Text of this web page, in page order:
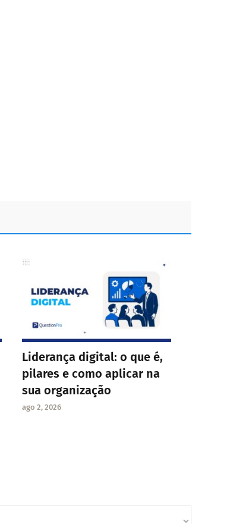
Liderança digital: o que é,
pilares e como aplicar na
sua organização
ago 2, 2026